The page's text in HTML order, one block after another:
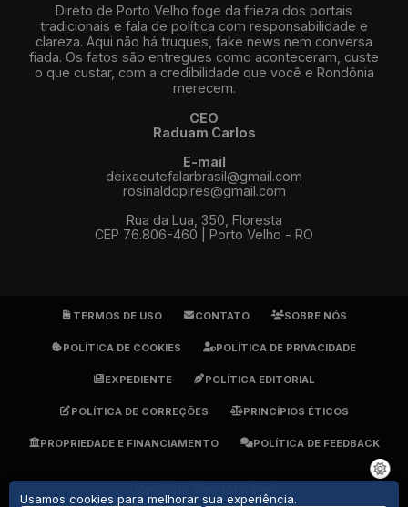
Direto de Porto Velho foge da frieza dos portais
tradicionais e fala de política com responsabilidade e
clareza. Aqui não há truques, fake news nem conversa
fiada. Os fatos são entregues como aconteceram, custe
o que custar, com a credibilidade que você e Rondônia
merecem.
CEO
Raduam Carlos
E-mail
deixaeutefalarbrasil@gmail.com
rosinaldopires@gmail.com
Rua da Lua, 350, Floresta
CEP 76.806-460 | Porto Velho - RO
TERMOS DE USO CONTATO SOBRE NÓS
POLÍTICA DE COOKIES POLÍTICA DE PRIVACIDADE
EXPEDIENTE POLÍTICA EDITORIAL
POLÍTICA DE CORREÇÕES PRINCÍPIOS ÉTICOS
PROPRIEDADE E FINANCIAMENTO POLÍTICA DE FEEDBACK
Usamos cookies para melhorar sua experiência.